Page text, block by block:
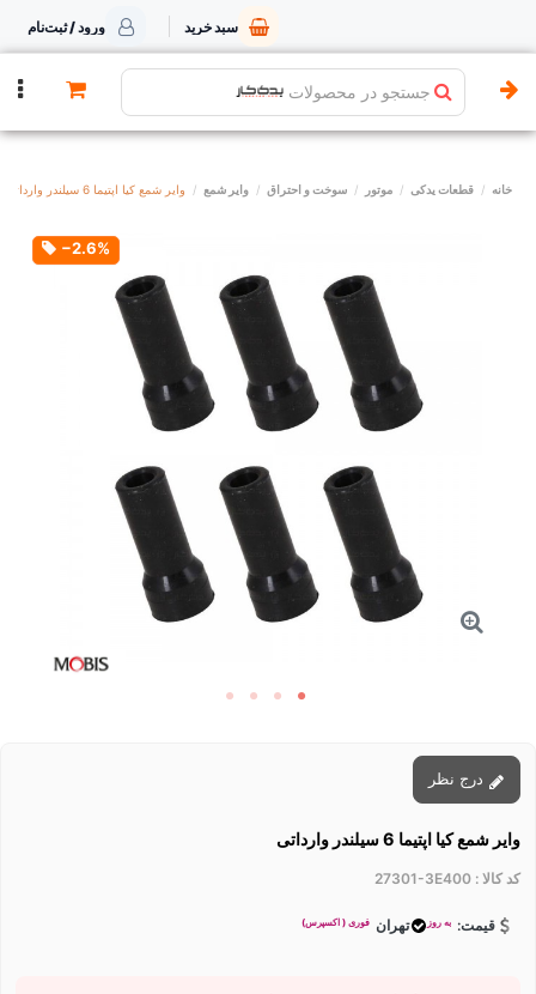
سبد خرید ورود / ثبت‌نام
جستجو در محصولات
خانه قطعات یدکی موتور سوخت و احتراق وایر شمع وایر شمع کیا اپتیما 6 سیلندر وارداتی
‎−2.6%
وایر شمع کیا اپتیما 6 سیلندر وارداتی
کد کالا : 27301-3E400
قیمت: به روز تهران فوری ( اکسپرس)